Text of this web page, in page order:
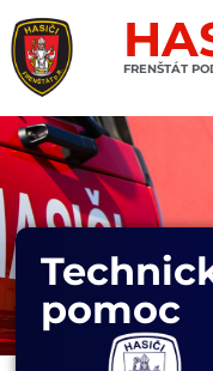
FRENŠTÁT
pomoc